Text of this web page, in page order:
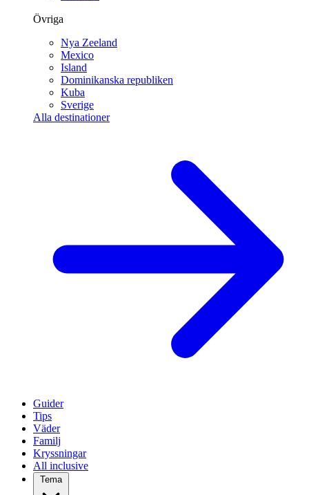
Övriga
Nya Zeeland
Mexico
Island
Dominikanska republiken
Kuba
Sverige
Alla destinationer
Guider
Tips
Väder
Familj
Kryssningar
All inclusive
Tema